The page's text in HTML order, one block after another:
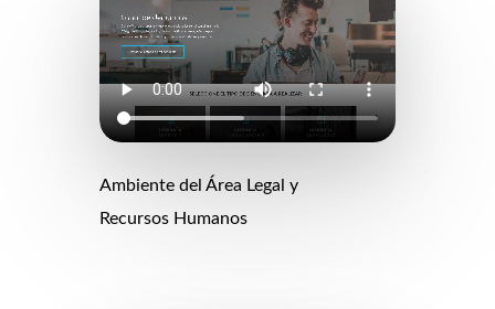
Ambiente del Área Legal y
Recursos Humanos